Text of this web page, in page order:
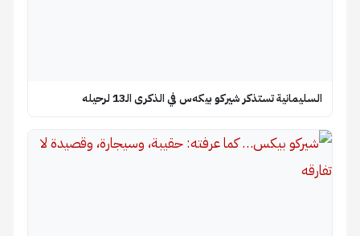
السليمانية تستذكر شيركو بيكه‌س في الذكرى الـ13 لرحيله